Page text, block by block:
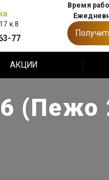
к.8
77
Время
АКЦИИ
(Пежо